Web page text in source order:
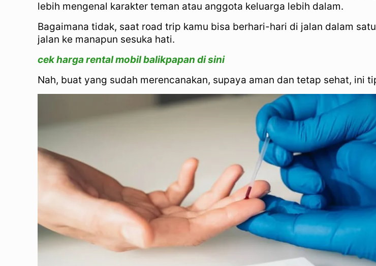
lebih mengenal karakter teman atau anggota keluarga lebih dalam.
Bagaimana tidak, saat road trip kamu bisa berhari-hari di jalan dalam
jalan ke manapun sesuka hati.
cek harga rental mobil balikpapan di sini
Nah, buat yang sudah merencanakan, supaya aman dan tetap sehat, ini